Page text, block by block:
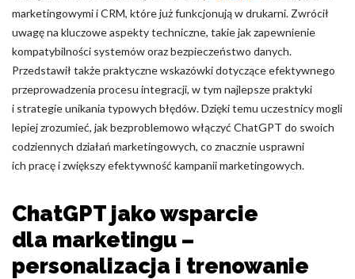
marketingowymi i CRM, które już funkcjonują w drukarni. Zwrócił
uwagę na kluczowe aspekty techniczne, takie jak zapewnienie
kompatybilności systemów oraz bezpieczeństwo danych.
Przedstawił także praktyczne wskazówki dotyczące efektywnego
przeprowadzenia procesu integracji, w tym najlepsze praktyki
i strategie unikania typowych błędów. Dzięki temu uczestnicy mogli
lepiej zrozumieć, jak bezproblemowo włączyć ChatGPT do swoich
codziennych działań marketingowych, co znacznie usprawni
ich pracę i zwiększy efektywność kampanii marketingowych.
ChatGPT jako wsparcie
dla marketingu –
personalizacja i trenowanie